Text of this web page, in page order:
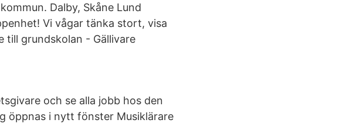
Dalby, Skåne Lund
Vi vågar tänka stort, visa
till grundskolan - Gällivare
och se alla jobb hos den
öppnas i nytt fönster Musiklärare